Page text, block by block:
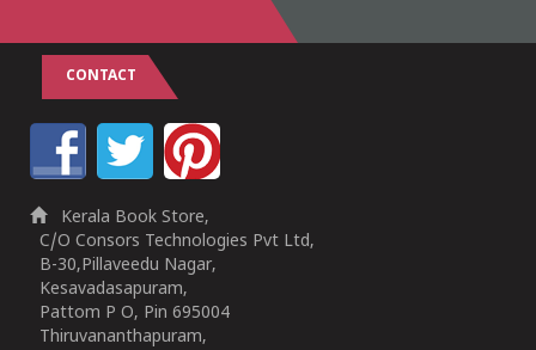
CONTACT
Kerala Book Store,
C/O Consors Technologies Pvt Ltd,
B-30,Pillaveedu Nagar,
Kesavadasapuram,
Pattom P O, Pin 695004
Thiruvananthapuram,